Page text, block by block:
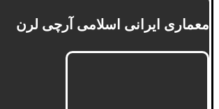
معماری ایرانی اسلامی آرچی لرن